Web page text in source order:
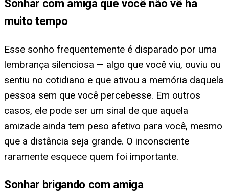
Sonhar com amiga que você não vê há
muito tempo
Esse sonho frequentemente é disparado por uma
lembrança silenciosa — algo que você viu, ouviu ou
sentiu no cotidiano e que ativou a memória daquela
pessoa sem que você percebesse. Em outros
casos, ele pode ser um sinal de que aquela
amizade ainda tem peso afetivo para você, mesmo
que a distância seja grande. O inconsciente
raramente esquece quem foi importante.
Sonhar brigando com amiga